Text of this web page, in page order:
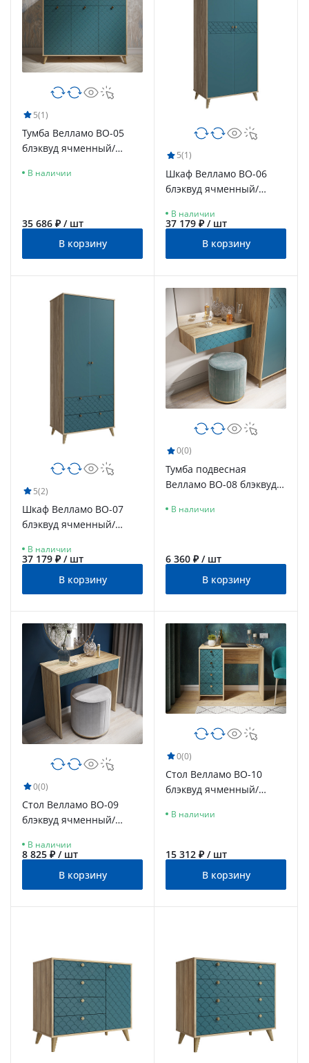
5(1)
Тумба Велламо ВО-05
блэквуд ячменный/
В наличии
35 686 ₽ / шт
В корзину
5(1)
Шкаф Велламо ВО-06
блэквуд ячменный/
В наличии
37 179 ₽ / шт
В корзину
5(2)
Шкаф Велламо ВО-07
блэквуд ячменный/
В наличии
37 179 ₽ / шт
В корзину
0(0)
Тумба подвесная
Велламо ВО-08 блэквуд
волна
В наличии
6 360 ₽ / шт
В корзину
0(0)
Стол Велламо ВО-09
блэквуд ячменный/
В наличии
8 825 ₽ / шт
В корзину
0(0)
Стол Велламо ВО-10
блэквуд ячменный/
В наличии
15 312 ₽ / шт
В корзину